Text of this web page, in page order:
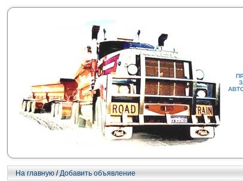
На главную /Добавить объявление